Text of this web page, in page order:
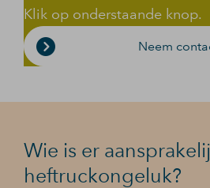
Klik op onderstaande knop.
Neem
Wie is er
heftruckongeluk?